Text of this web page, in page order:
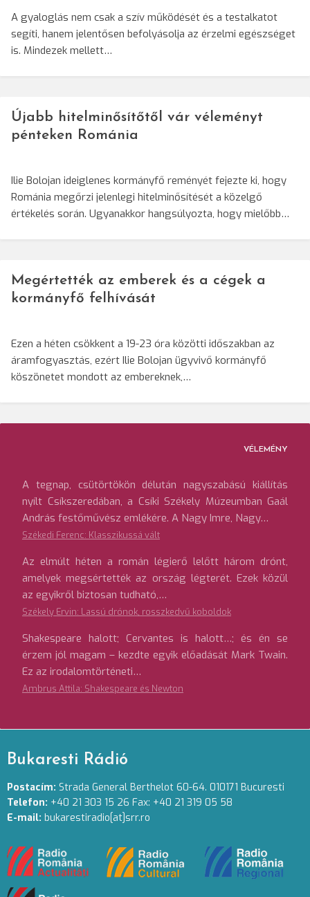
A gyaloglás nem csak a szív működését és a testalkatot
segíti, hanem jelentősen befolyásolja az érzelmi egészséget
is. Mindezek mellett…
Újabb hitelminősítőtől vár véleményt
pénteken Románia
Ilie Bolojan ideiglenes kormányfő reményét fejezte ki, hogy
Románia megőrzi jelenlegi hitelminősítését a közelgő
értékelés során. Ugyanakkor hangsúlyozta, hogy mielőbb…
Megértették az emberek és a cégek a
kormányfő felhívását
Ezen a héten csökkent a 19-23 óra közötti időszakban az
áramfogyasztás, ezért Ilie Bolojan ügyvivő kormányfő
köszönetet mondott az embereknek,…
VÉLEMÉNY
A tegnap, csütörtökön délután nagyszabású kiállítás
nyílt Csíkszeredában, a Csíki Székely Múzeumban Gaál
András festőművész emlékére. A Nagy Imre, Nagy…
Székedi Ferenc: Klasszikussá vált
Az elmúlt héten a román légierő lelőtt három drónt,
amelyek megsértették az ország légterét. Ezek közül
az egyikről biztosan tudható,…
Székely Ervin: Lassú drónok, rosszkedvű koboldok
Shakespeare halott; Cervantes is halott…; és én se
érzem jól magam – kezdte egyik előadását Mark Twain.
Ez az irodalomtörténeti…
Ambrus Attila: Shakespeare és Newton
Bukaresti Rádió
Postacím: Strada General Berthelot 60-64. 010171 Bucuresti
Telefon: +40 21 303 15 26 Fax: +40 21 319 05 58
E-mail: bukarestiradio[at]srr.ro